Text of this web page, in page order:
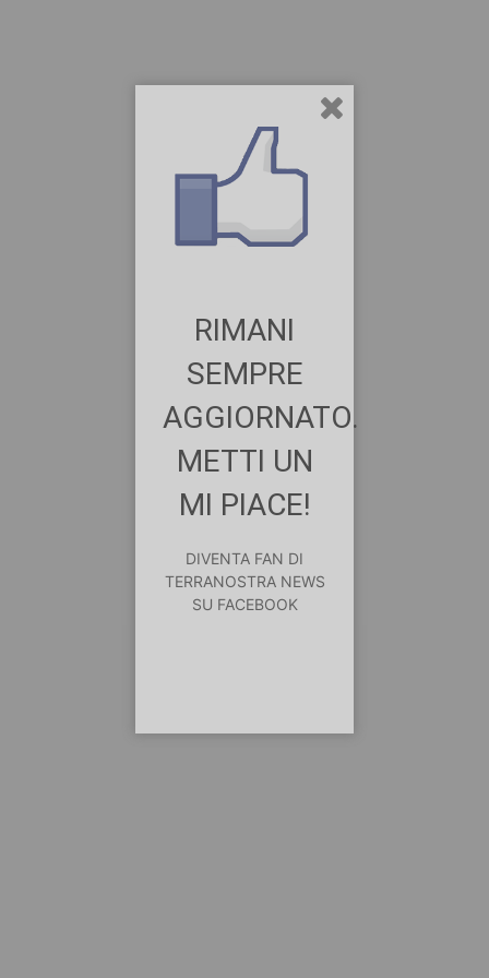
RIMANI
SEMPRE
AGGIORNATO.
METTI UN
MI PIACE!
DIVENTA FAN DI
TERRANOSTRA NEWS
SU FACEBOOK